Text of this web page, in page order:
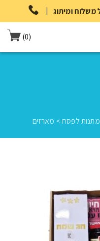
|
(0)
מתנות לפסח> מארזים